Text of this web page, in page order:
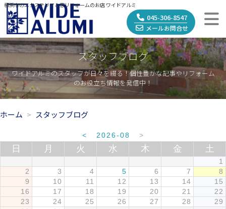
横浜市のエクステリア＆窓リフォームのお店 ワイドアルミ
045-306-8547
メールお問合せ
スタッフブログ
ワイドアルミのスタッフが日々を綴る！個性豊かな記事やリフォーム
のお役立ち情報を発信中！
ホーム スタッフブログ
< 2026-08 >
日 月 火 水 木 金 土
1
2
3 4 5 6 7
8
9
10 11 12 13 14
15
16
17 18 19 20 21
22
23
24 25 26 27 28
29